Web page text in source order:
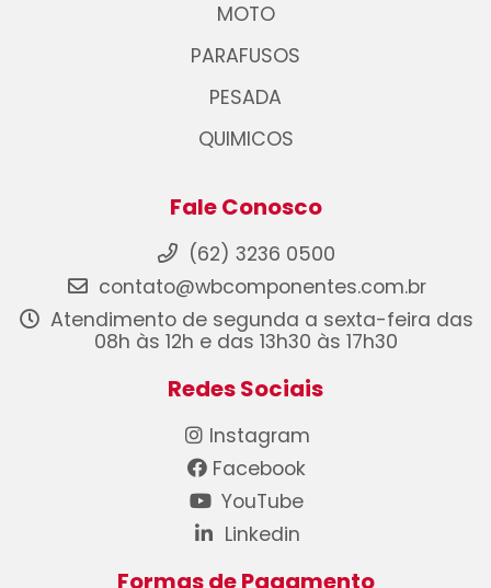
MOTO
PARAFUSOS
PESADA
QUIMICOS
Fale Conosco
(62) 3236 0500
contato@wbcomponentes.com.br
Atendimento de segunda a sexta-feira das
08h às 12h e das 13h30 às 17h30
Redes Sociais
Instagram
Facebook
YouTube
Linkedin
Formas de Pagamento